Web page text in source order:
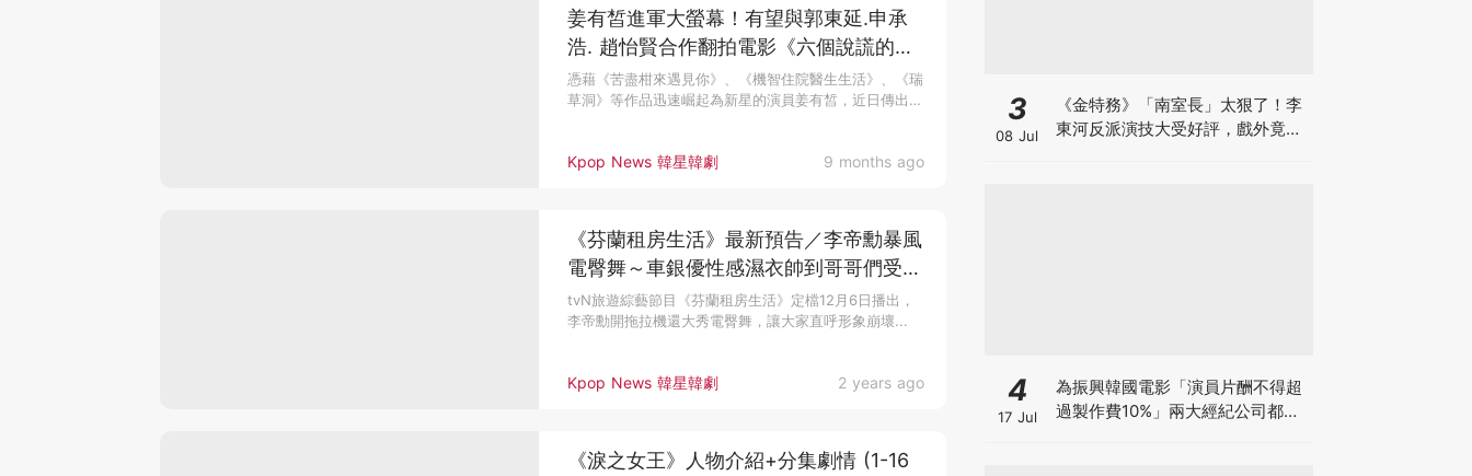
Kpop News 韓星韓劇 9 months ago
姜有皙進軍大螢幕！有望與郭東延.申承
浩. 趙怡賢合作翻拍電影《六個說謊的大
學生》
憑藉《苦盡柑來遇見你》、《機智住院醫生生活》、《瑞
草洞》等作品迅速崛起為新星的演員姜有皙，近日傳出有
Kpop News 韓星韓劇 2 years ago
《芬蘭租房生活》最新預告／李帝勳暴風
電臀舞～車銀優性感濕衣帥到哥哥們受不
了：適可而止！
tvN旅遊綜藝節目《芬蘭租房生活》定檔12月6日播出，
李帝勳開拖拉機還大秀電臀舞，讓大家直呼形象崩壞...
《淚之女王》人物介紹+分集劇情 (1-16
3
08 Jul
《金特務》「南室長」太狠了！李
東河反派演技大受好評，戲外竟是
4
17 Jul
為振興韓國電影「演員片酬不得超
過製作費10%」兩大經紀公司都響